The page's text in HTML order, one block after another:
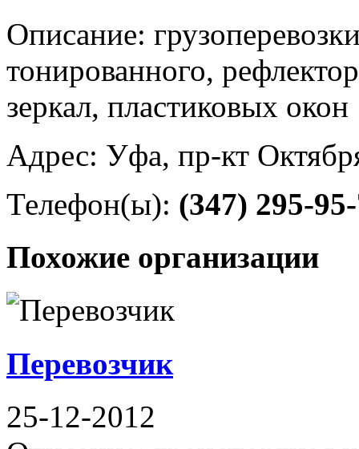
Описание:
тонированного,
зеркал, пластиковых окон
Адрес: Уфа, пр-кт
Телефон(ы): (347) 295-
Похожие организации
Перевозчик
25-12-2012